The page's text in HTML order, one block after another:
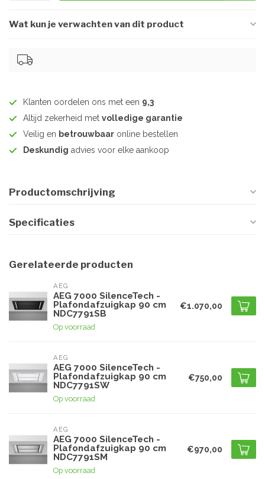
Wat kun je verwachten van dit product
Klanten oordelen ons met een 9,3
Altijd zekerheid met volledige garantie
Veilig en betrouwbaar online bestellen
Deskundig advies voor elke aankoop
Productomschrijving
Specificaties
Gerelateerde producten
AEG
AEG 7000 SilenceTech -
Plafondafzuigkap 90 cm
NDC7791SB
Op voorraad
€1.070,00
AEG
AEG 7000 SilenceTech -
Plafondafzuigkap 90 cm
NDC7791SW
Op voorraad
€750,00
AEG
AEG 7000 SilenceTech -
Plafondafzuigkap 90 cm
NDC7791SM
Op voorraad
€970,00